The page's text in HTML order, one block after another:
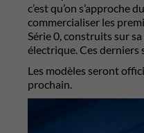
c’est qu’on s’approche
commercialiser les
Série 0, construits sur
électrique. Ces
Les modèles seront
prochain.